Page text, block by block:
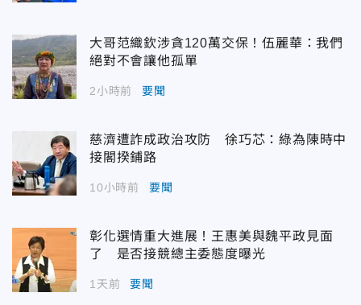
大哥范織欽涉貪120萬交保！伍麗華：我們
絕對不會讓他孤單
2小時前 要聞
慈濟遭詐成政治攻防 徐巧芯：綠為陳時中
接閣揆鋪路
10小時前 要聞
彰化選情重大進展！王惠美與魏平政見面
了 是否接競總主委態度曝光
1天前 要聞